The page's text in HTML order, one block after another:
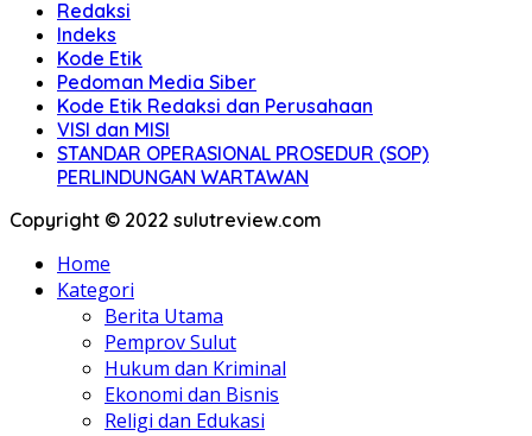
Redaksi
Indeks
Kode Etik
Pedoman Media Siber
Kode Etik Redaksi dan Perusahaan
VISI dan MISI
STANDAR OPERASIONAL PROSEDUR (SOP)
PERLINDUNGAN WARTAWAN
Copyright © 2022 sulutreview.com
Home
Kategori
Berita Utama
Pemprov Sulut
Hukum dan Kriminal
Ekonomi dan Bisnis
Religi dan Edukasi